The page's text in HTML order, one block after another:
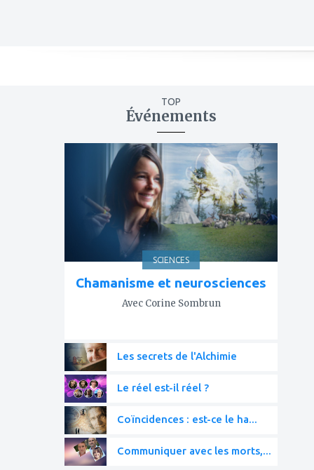
TOP
Événements
favoris
SCIENCES
Chamanisme et neurosciences
Avec Corine Sombrun
Les secrets de l'Alchimie
Le réel est-il réel ?
Coïncidences : est-ce le ha...
Communiquer avec les morts,...